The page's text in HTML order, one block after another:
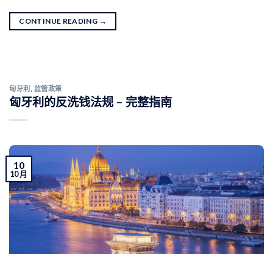
CONTINUE READING →
匈牙利 监管政策
匈牙利的反洗钱法规 – 完整指南
10
10 月